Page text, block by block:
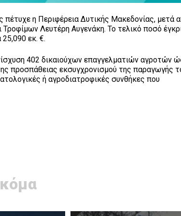
η Περιφέρεια Δυτικής Μακεδονίας, μετά
Λευτέρη Αυγενάκη. Το τελικό ποσό
εκ. €.
402 δικαιούχων επαγγελματιών αγροτών
προσπάθειας εκσυγχρονισμού της παραγωγής
ή αγροδιατροφικές συνθήκες που